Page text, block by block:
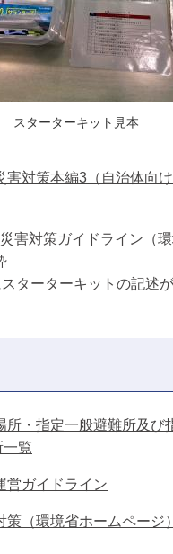
スターターキット見本
害対策本編3（自治体向
害対策ガイドライン（
ターターキットの記述が
所・指定一般避難所及び
一覧
営ガイドライン
策（環境省ホームページ